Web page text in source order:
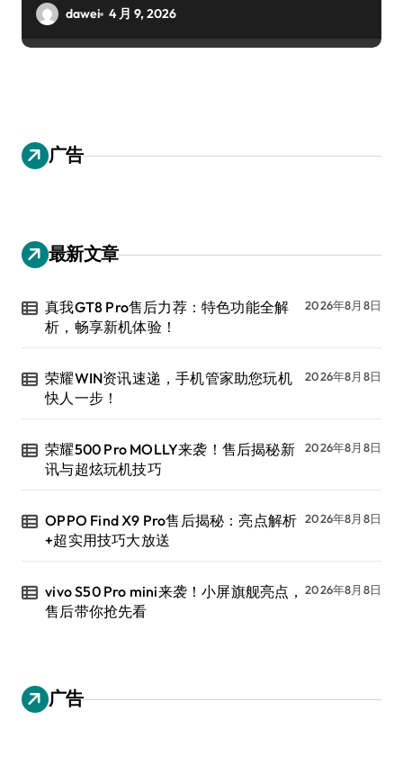
dawei 4 月 9, 2026
广告
最新文章
真我GT8 Pro售后力荐：特色功能全解
析，畅享新机体验！
2026年8月8日
荣耀WIN资讯速递，手机管家助您玩机
快人一步！
2026年8月8日
荣耀500 Pro MOLLY来袭！售后揭秘新
讯与超炫玩机技巧
2026年8月8日
OPPO Find X9 Pro售后揭秘：亮点解析
+超实用技巧大放送
2026年8月8日
vivo S50 Pro mini来袭！小屏旗舰亮点，
售后带你抢先看
2026年8月8日
广告